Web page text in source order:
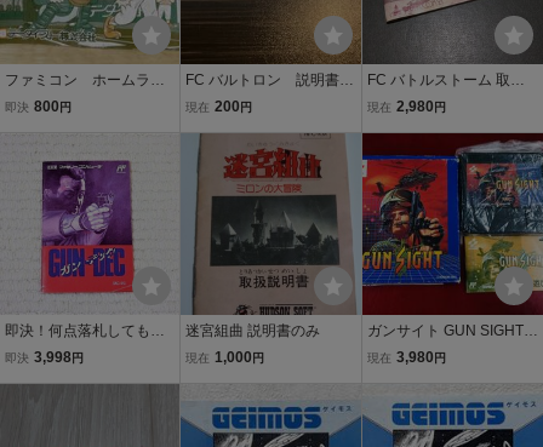
ファミコン ホームラン
ナイター 説明書
即決 800 円
FC バルトロン 説明書の
み
現在 200 円
FC バトルストーム 取扱
説明書 ファミリーコンピ
ン ファミコンソフト
現在 2,980 円
即決！何点落札しても送
料185円★ガンデック 説
即決 3,998円
迷宮組曲 説明書のみ
現在 1,000 円
ガンサイト GUN SIGHT
箱説付 同梱可能★即売★
現在 3,980 円